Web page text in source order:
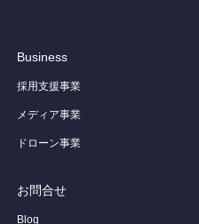
Business
採用支援事業
メディア事業
ドローン事業
お問合せ
Blog